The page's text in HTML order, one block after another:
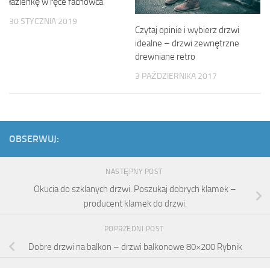
30 STYCZNIA 2019
Czytaj opinie i wybierz drzwi
idealne – drzwi zewnętrzne
drewniane retro
3 PAŹDZIERNIKA 2017
OBSERWUJ:
NASTĘPNY POST
Okucia do szklanych drzwi. Poszukaj dobrych klamek –
producent klamek do drzwi.
POPRZEDNI POST
Dobre drzwi na balkon – drzwi balkonowe 80×200 Rybnik